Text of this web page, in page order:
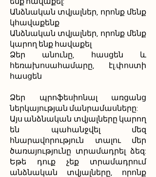
Անձնական տվյալներ, որոնք մենք
կհավաքենք
Անձնական տվյալներ, որոնք մենք
կարող ենք հավաքել
Ձեր անունը, հասցեն և
հեռախոսահամարը, էլ.փոստի
հասցեն
Ձեր պրոֆեսիոնալ առցանց
ներկայության մանրամասները:
Այս անձնական տվյալները կարող
են պահանջվել մեզ
հնարավորություն տալու մեր
ծառայությունը տրամադրել ձեզ:
Եթե դուք չեք տրամադրում
անձնական տվյալները, որոնք